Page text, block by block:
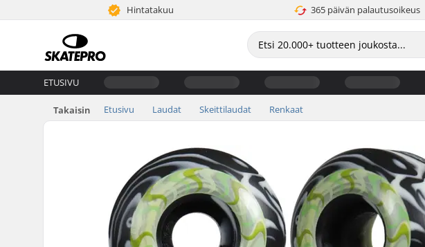
Hintatakuu 365 päivän palautusoikeus
ETUSIVU
Takaisin Etusivu Laudat Skeittilaudat Renkaat